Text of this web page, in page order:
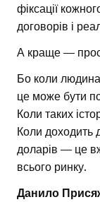
фіксації
договорів і
А краще —
Бо коли
це може бути
Коли таких
Коли доходить
доларів — це
всього ринку.
Данило